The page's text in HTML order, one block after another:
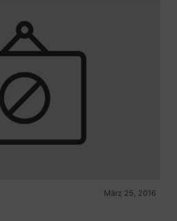
März 25, 2016